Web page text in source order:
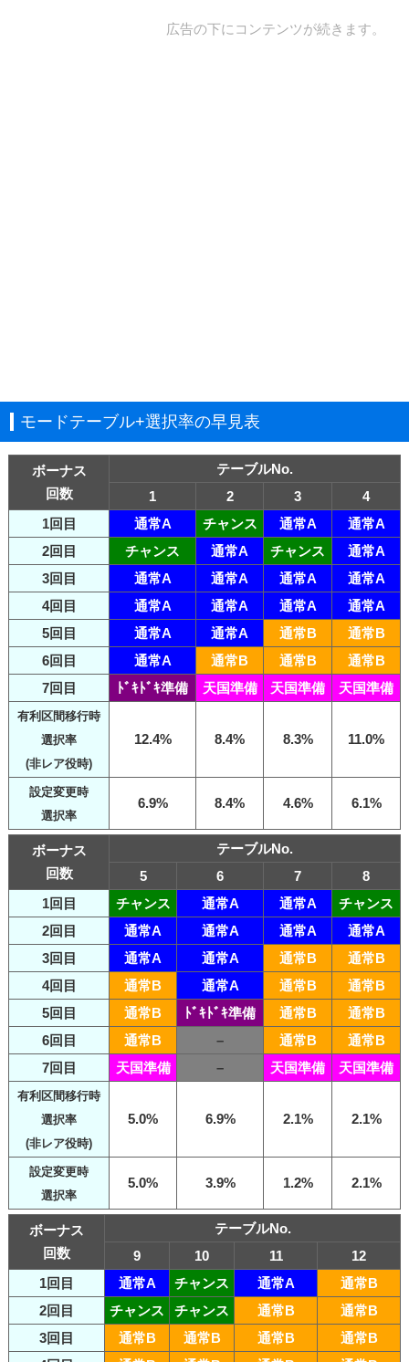
広告の下にコンテンツが続きます。
モードテーブル+選択率の早見表
ボーナス
回数
テーブルNo.
1
2 3
4
1回目
通常A チャンス 通常A
通常A
2回目
チャンス 通常A チャンス
通常A
3回目
通常A 通常A 通常A
通常A
4回目
通常A 通常A 通常A
通常A
5回目
通常A 通常A 通常B
通常B
6回目
通常A 通常B 通常B
通常B
7回目
ﾄﾞｷﾄﾞｷ準備 天国準備 天国準備 天国準備
有利区間移行時
選択率
(非レア役時)
12.4% 8.4% 8.3% 11.0%
設定変更時
選択率
6.9% 8.4% 4.6% 6.1%
ボーナス
回数
テーブルNo.
5
6 7
8
1回目
チャンス 通常A 通常A
チャンス
2回目
通常A 通常A 通常A
通常A
3回目
通常A 通常A 通常B
通常B
4回目
通常B 通常A 通常B
通常B
5回目
通常B ﾄﾞｷﾄﾞｷ準備 通常B
通常B
6回目
通常B – 通常B
通常B
7回目
天国準備 – 天国準備 天国準備
有利区間移行時
選択率
(非レア役時)
5.0% 6.9% 2.1% 2.1%
設定変更時
選択率
5.0% 3.9% 1.2% 2.1%
ボーナス
回数
テーブルNo.
9
10 11
12
1回目
通常A チャンス 通常A
通常B
2回目
チャンス チャンス 通常B
通常B
3回目
通常B 通常B 通常B
通常B